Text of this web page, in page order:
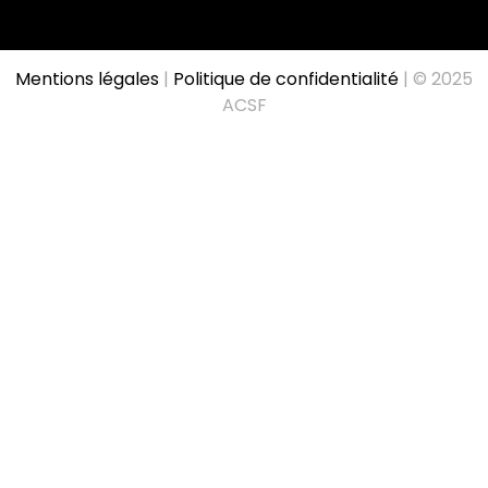
Mentions légales | Politique de confidentialité | © 2025
ACSF